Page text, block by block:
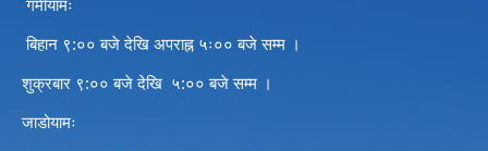
गर्मीयामः
बिहान ९:०० बजे देखि अपराह्न ५ः०० बजे सम्म ।
शुक्रबार ९:०० बजे देखि ५:०० बजे सम्म ।
जाडोयामः